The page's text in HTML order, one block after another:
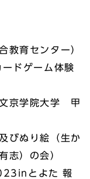
教育センター）
ドゲーム体験
文京学院大学 甲
びぬり絵（生か
志）の会）
とよた 報